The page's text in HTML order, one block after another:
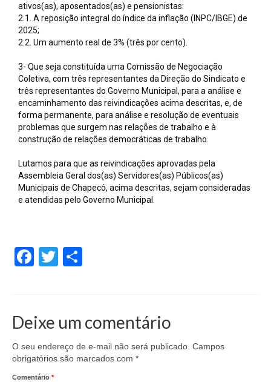
ativos(as), aposentados(as) e pensionistas:
2.1. A reposição integral do índice da inflação (INPC/IBGE) de
2025;
2.2. Um aumento real de 3% (três por cento).
3- Que seja constituída uma Comissão de Negociação
Coletiva, com três representantes da Direção do Sindicato e
três representantes do Governo Municipal, para a análise e
encaminhamento das reivindicações acima descritas, e, de
forma permanente, para análise e resolução de eventuais
problemas que surgem nas relações de trabalho e à
construção de relações democráticas de trabalho.
Lutamos para que as reivindicações aprovadas pela
Assembleia Geral dos(as) Servidores(as) Públicos(as)
Municipais de Chapecó, acima descritas, sejam consideradas
e atendidas pelo Governo Municipal.
Facebook
Twitter
Deixe um comentário
O seu endereço de e-mail não será publicado. Campos
obrigatórios são marcados com *
Comentário *